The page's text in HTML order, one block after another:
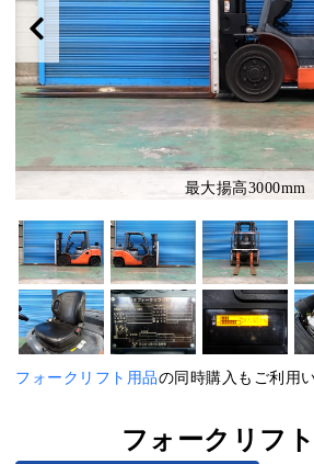
最大揚高3000mm
フォークリフト用品の同時購入もご利用
フォークリフ